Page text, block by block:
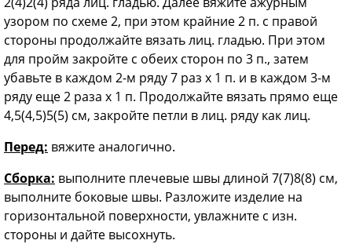
узором по схеме 2, при этом крайние 2 п. с правой
стороны продолжайте вязать лиц. гладью. При этом
для пройм закройте с обеих сторон по 3 п., затем
убавьте в каждом 2-м ряду 7 раз х 1 п. и в каждом 3-м
ряду еще 2 раза х 1 п. Продолжайте вязать прямо еще
4,5(4,5)5(5) см, закройте петли в лиц. ряду как лиц.
Перед: вяжите аналогично.
Сборка: выполните плечевые швы длиной 7(7)8(8) см,
выполните боковые швы. Разложите изделие на
горизонтальной поверхности, увлажните с изн.
стороны и дайте высохнуть.